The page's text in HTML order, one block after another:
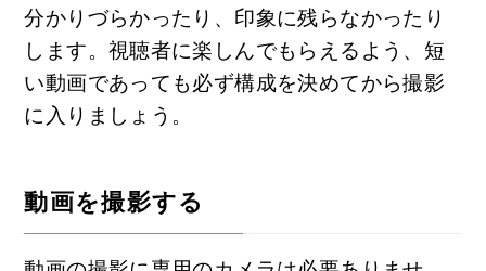
分かりづらかったり、印象に残らなかったり
します。視聴者に楽しんでもらえるよう、短
い動画であっても必ず構成を決めてから撮影
に入りましょう。
動画を撮影する